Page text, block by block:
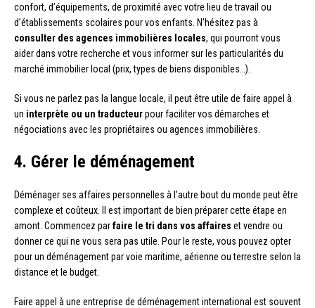
confort, d’équipements, de proximité avec votre lieu de travail ou
d’établissements scolaires pour vos enfants. N’hésitez pas à
consulter des agences immobilières locales, qui pourront vous
aider dans votre recherche et vous informer sur les particularités du
marché immobilier local (prix, types de biens disponibles…).
Si vous ne parlez pas la langue locale, il peut être utile de faire appel à
un interprète ou un traducteurpour faciliter vos démarches et
négociations avec les propriétaires ou agences immobilières.
4. Gérer le déménagement
Déménager ses affaires personnelles à l’autre bout du monde peut être
complexe et coûteux. Il est important de bien préparer cette étape en
amont. Commencez parfaire le tri dans vos affaires et vendre ou
donner ce qui ne vous sera pas utile. Pour le reste, vous pouvez opter
pour un déménagement par voie maritime, aérienne ou terrestre selon la
distance et le budget.
Faire appel à une entreprise de déménagement international est souvent